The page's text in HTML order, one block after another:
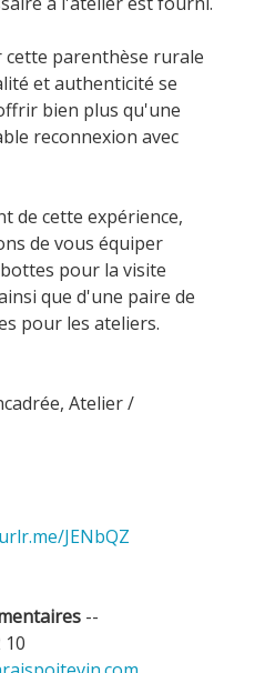
parenthèse rurale
et authenticité se
bien plus qu'une
reconnexion avec
de cette expérience,
de vous équiper
pour la visite
que d'une paire de
pour les ateliers.
Atelier /
JENbQZ
--
10